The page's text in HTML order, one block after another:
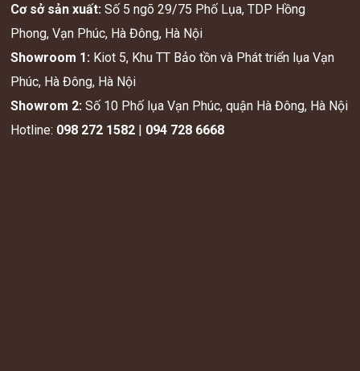
Cơ sở sản xuất: Số 5 ngõ 29/75 Phố Lụa, TDP Hồng
Phong, Vạn Phúc, Hà Đông, Hà Nội
Showroom 1: Kiot 5, Khu TT Bảo tồn và Phát triển lụa Vạn
Phúc, Hà Đông, Hà Nội
Showrom 2:Số 10 Phố lụa Vạn Phúc, quận Hà Đông, Hà Nội
Hotline: 098 272 1582 | 094 728 6668